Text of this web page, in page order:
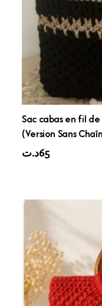
Sac cabas en fil
(Version Sans
65د.ت